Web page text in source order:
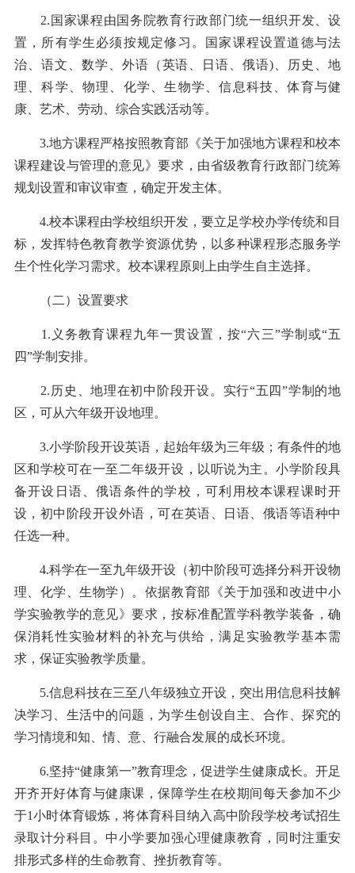
2.国家课程由国务院教育行政部门统一组织开发、设
置，所有学生必须按规定修习。国家课程设置道德与法
治、语文、数学、外语（英语、日语、俄语)、历史、地
理、科学、物理、化学、生物学、信息科技、体育与健
康、艺术、劳动、综合实践活动等。
3.地方课程严格按照教育部《关于加强地方课程和校本
课程建设与管理的意见》要求，由省级教育行政部门统筹
规划设置和审议审查，确定开发主体。
4.校本课程由学校组织开发，要立足学校办学传统和目
标，发挥特色教育教学资源优势，以多种课程形态服务学
生个性化学习需求。校本课程原则上由学生自主选择。
（二）设置要求
1.义务教育课程九年一贯设置，按“六三”学制或“五
四”学制安排。
2.历史、地理在初中阶段开设。实行“五四”学制的地
区，可从六年级开设地理。
3.小学阶段开设英语，起始年级为三年级；有条件的地
区和学校可在一至二年级开设，以听说为主。小学阶段具
备开设日语、俄语条件的学校，可利用校本课程课时开
设，初中阶段开设外语，可在英语、日语、俄语等语种中
任选一种。
4.科学在一至九年级开设（初中阶段可选择分科开设物
理、化学、生物学）。依据教育部《关于加强和改进中小
学实验教学的意见》要求，按标准配置学科教学装备，确
保消耗性实验材料的补充与供给，满足实验教学基本需
求，保证实验教学质量。
5.信息科技在三至八年级独立开设，突出用信息科技解
决学习、生活中的问题，为学生创设自主、合作、探究的
学习情境和知、情、意、行融合发展的成长环境。
6.坚持“健康第一”教育理念，促进学生健康成长。开足
开齐开好体育与健康课，保障学生在校期间每天参加不少
于1小时体育锻炼，将体育科目纳入高中阶段学校考试招生
录取计分科目。中小学要加强心理健康教育，同时注重安
排形式多样的生命教育、挫折教育等。